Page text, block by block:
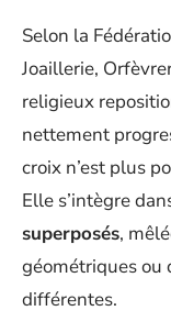
Selon la
Joaillerie,
religieux
nettement
croix n’est plus
Elle s’intègre
superposés,
géométriques ou
différentes.